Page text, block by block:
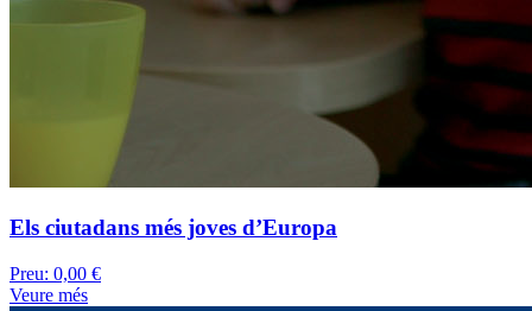
Els ciutadans més joves d’Europa
Preu: 0,00 €
Veure més